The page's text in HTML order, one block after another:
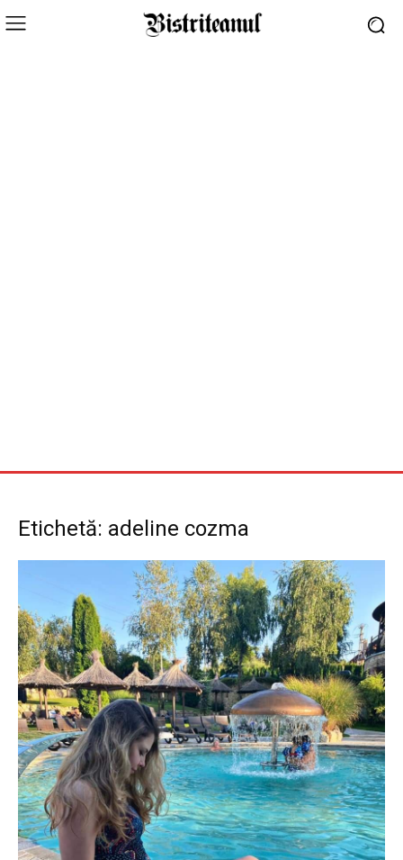
Etichetă: adeline cozma